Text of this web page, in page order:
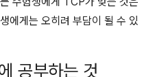
에게는 오히려 부담이 될 수 있
공부하는 것